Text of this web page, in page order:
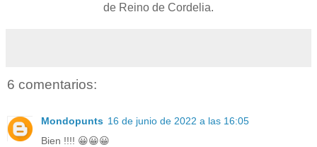
de Reino de Cordelia.
6 comentarios:
Mondopunts 16 de junio de 2022 a las 16:05
Bien !!!! 😀😀😀